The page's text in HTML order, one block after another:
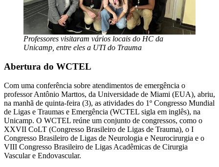
Professores visitaram vários locais do HC da
Unicamp, entre eles a UTI do Trauma
Abertura do WCTEL
Com uma conferência sobre atendimentos de emergência o
professor Antônio Marttos, da Universidade de Miami (EUA), abriu,
na manhã de quinta-feira (3), as atividades do 1º Congresso Mundial
de Ligas e Traumas e Emergência (WCTEL sigla em inglês), na
Unicamp. O WCTEL reúne um conjunto de congressos, como o
XXVII CoLT (Congresso Brasileiro de Ligas de Trauma), o I
Congresso Brasileiro de Ligas de Neurologia e Neurocirurgia e o
VIII Congresso Brasileiro de Ligas Acadêmicas de Cirurgia
Vascular e Endovascular.